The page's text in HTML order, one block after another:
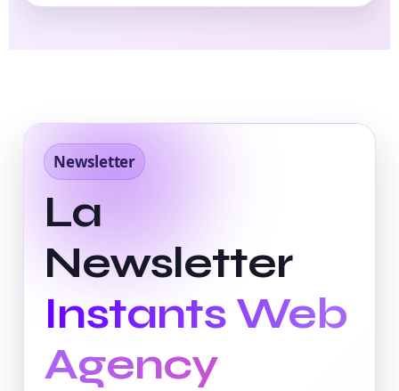
Newsletter
La
Newsletter
Instants Web
Agency